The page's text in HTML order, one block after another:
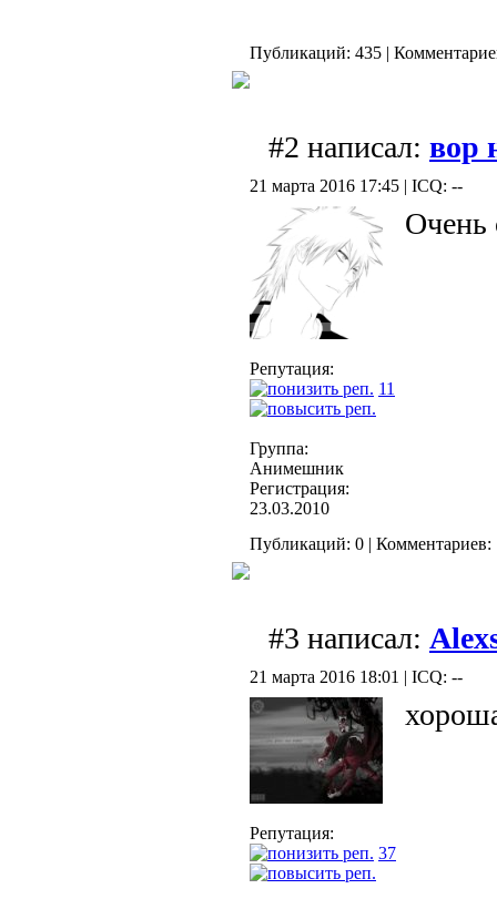
Публикаций: 435 |
#2 написал: вор
21 марта 2016 17:45 | ICQ: --
Репутация:
11
Группа:
Анимешник
Регистрация:
23.03.2010
Публикаций: 0 | Комментариев:
#3 написал:
21 марта 2016 18:01 | ICQ: --
Репутация:
37